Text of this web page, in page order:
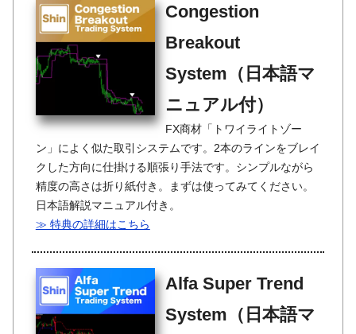
Congestion
Breakout
System（日本語マ
ニュアル付）
FX商材「トワイライトゾー
ン」によく似た取引システムです。2本のラインをブレイ
クした方向に仕掛ける順張り手法です。シンプルながら
精度の高さは折り紙付き。まずは使ってみてください。
日本語解説マニュアル付き。
≫ 特典の詳細はこちら
Alfa Super Trend
System（日本語マ